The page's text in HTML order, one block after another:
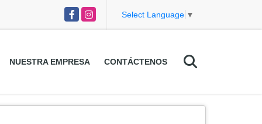
FacebookInstagram Select Language ▼
NUESTRA EMPRESA CONTÁCTENOS